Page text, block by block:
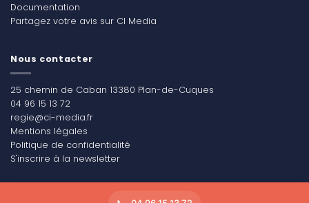
Documentation
Partagez votre avis sur CI Media
Nous contacter
25 chemin de Caban 13380 Plan-de-Cuques
04 96 15 13 72
regie@ci-media.fr
Mentions légales
Politique de confidentialité
S'inscrire à la newsletter